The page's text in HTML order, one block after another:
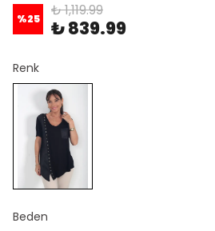
%25 ₺ 1,119.99
₺ 839.99
Renk
Beden